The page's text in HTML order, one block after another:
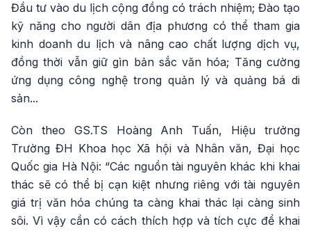
Đầu tư vào du lịch cộng đồng có trách nhiệm; Đào tạo
kỹ năng cho người dân địa phương có thể tham gia
kinh doanh du lịch và nâng cao chất lượng dịch vụ,
đồng thời vẫn giữ gìn bản sắc văn hóa; Tăng cường
ứng dụng công nghệ trong quản lý và quảng bá di
sản...
Còn theo GS.TS Hoàng Anh Tuấn, Hiệu trưởng
Trường ĐH Khoa học Xã hội và Nhân văn, Đại học
Quốc gia Hà Nội: “Các nguồn tài nguyên khác khi khai
thác sẽ có thể bị cạn kiệt nhưng riêng với tài nguyên
giá trị văn hóa chúng ta càng khai thác lại càng sinh
sôi. Vì vậy cần có cách thích hợp và tích cực để khai